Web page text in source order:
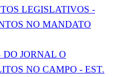
LEGISLATIVOS -
NO MANDATO
DO JORNAL O
NO CAMPO - EST.